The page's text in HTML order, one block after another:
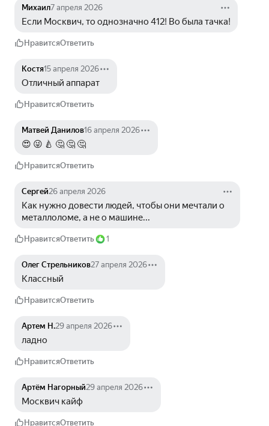
Михаил7 апреля 2026
Если Москвич, то однозначно 412! Во была тачка!
НравитсяОтветить
Костя15 апреля 2026
Отличный аппарат
НравитсяОтветить
Матвей Данилов16 апреля 2026
😍 😜 🍐 🤔 🤔 🤔
НравитсяОтветить
Сергей26 апреля 2026
Как нужно довести людей, чтобы они мечтали о
металлоломе, а не о машине...
НравитсяОтветить 1
Олег Стрельников27 апреля 2026
Классный
НравитсяОтветить
Артем Н.29 апреля 2026
ладно
НравитсяОтветить
Артём Нагорный29 апреля 2026
Москвич кайф
НравитсяОтветить